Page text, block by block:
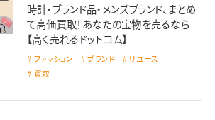
時計・ブランド品・メンズブランド、まとめ
て高価買取！あなたの宝物を売るなら
【高く売れるドットコム】
ファッション ブランド リユース
買取